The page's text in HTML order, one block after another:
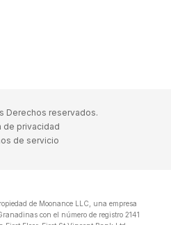
Derechos reservados.
de privacidad
de servicio
de Moonance LLC, una empresa
con el número de registro 2141